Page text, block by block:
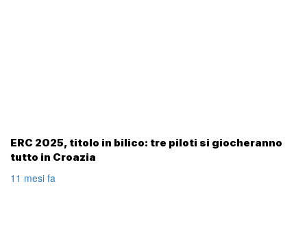
ERC 2025, titolo in bilico: tre piloti si giocheranno
tutto in Croazia
11 mesi fa